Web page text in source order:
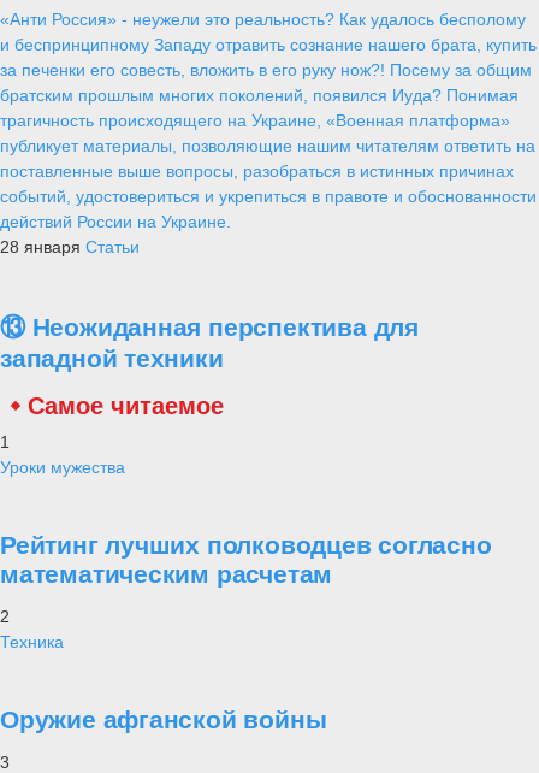
«Анти Россия» - неужели это реальность? Как удалось бесполому
и беспринципному Западу отравить сознание нашего брата, купить
за печенки его совесть, вложить в его руку нож?! Посему за общим
братским прошлым многих поколений, появился Иуда? Понимая
трагичность происходящего на Украине, «Военная платформа»
публикует материалы, позволяющие нашим читателям ответить на
поставленные выше вопросы, разобраться в истинных причинах
событий, удостовериться и укрепиться в правоте и обоснованности
действий России на Украине.
28 января Статьи
⑬ Неожиданная перспектива для
западной техники
Самое читаемое
1
Уроки мужества
Рейтинг лучших полководцев согласно
математическим расчетам
2
Техника
Оружие афганской войны
3